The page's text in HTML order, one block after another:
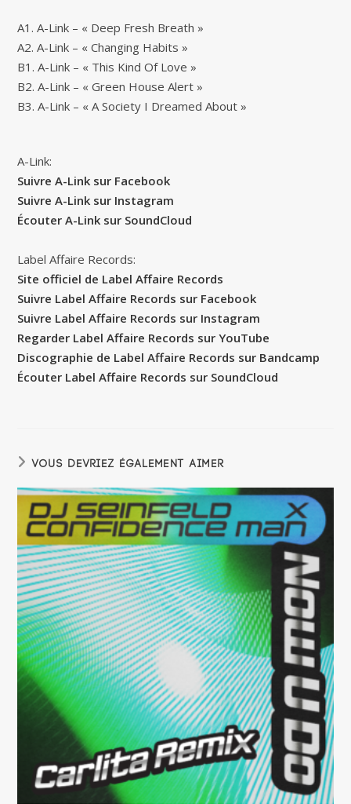
A1. A-Link – « Deep Fresh Breath »
A2. A-Link – « Changing Habits »
B1. A-Link – « This Kind Of Love »
B2. A-Link – « Green House Alert »
B3. A-Link – « A Society I Dreamed About »
A-Link:
Suivre A-Link sur Facebook
Suivre A-Link sur Instagram
Écouter A-Link sur SoundCloud
Label Affaire Records:
Site officiel de Label Affaire Records
Suivre Label Affaire Records sur Facebook
Suivre Label Affaire Records sur Instagram
Regarder Label Affaire Records sur YouTube
Discographie de Label Affaire Records sur Bandcamp
Écouter Label Affaire Records sur SoundCloud
VOUS DEVRIEZ ÉGALEMENT AIMER